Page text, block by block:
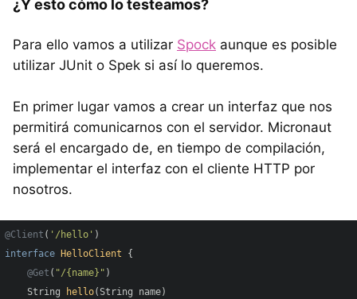
¿Y esto cómo lo testeamos?
Para ello vamos a utilizar Spock aunque es posible
utilizar JUnit o Spek si así lo queremos.
En primer lugar vamos a crear un interfaz que nos
permitirá comunicarnos con el servidor. Micronaut
será el encargado de, en tiempo de compilación,
implementar el interfaz con el cliente HTTP por
nosotros.
@Client ( '/hello'
interface
HelloClient
{
@Get ( "/{name}" )
String
hello(String name)